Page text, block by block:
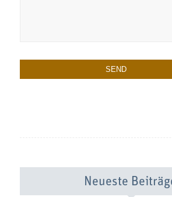
Neueste